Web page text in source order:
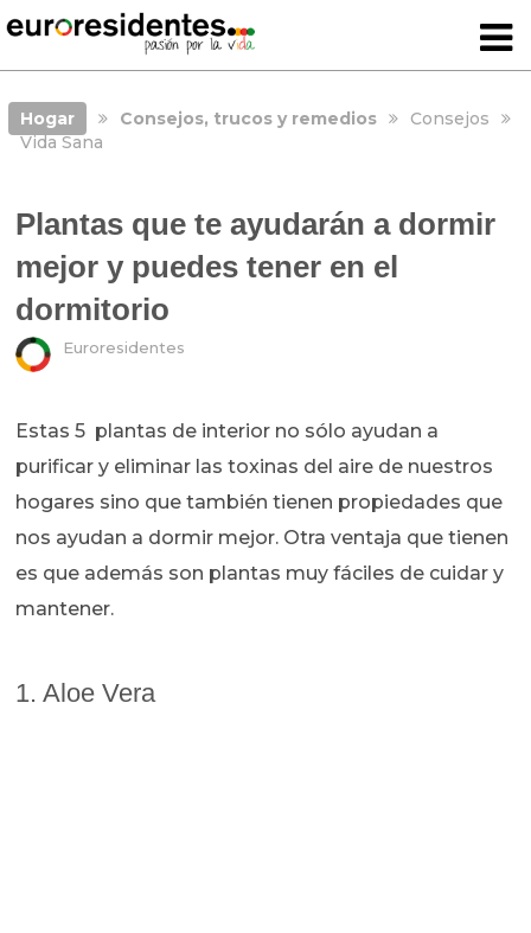
Hogar Consejos, trucos y remedios
Consejos
Vida Sana
Plantas que te ayudarán a dormir
mejor y puedes tener en el
dormitorio
Euroresidentes
Estas 5 plantas de interior no sólo ayudan a
purificar y eliminar las toxinas del aire de nuestros
hogares sino que también tienen propiedades que
nos ayudan a dormir mejor. Otra ventaja que tienen
es que además son plantas muy fáciles de cuidar y
mantener.
1. Aloe Vera